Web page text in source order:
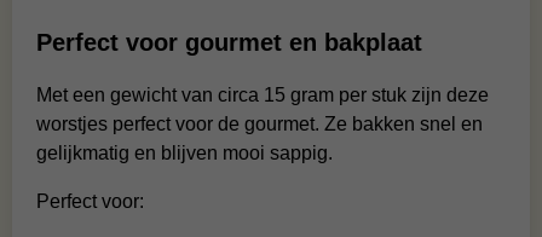
Perfect voor gourmet en bakplaat
Met een gewicht van circa 15 gram per stuk zijn deze
worstjes perfect voor de gourmet. Ze bakken snel en
gelijkmatig en blijven mooi sappig.
Perfect voor: